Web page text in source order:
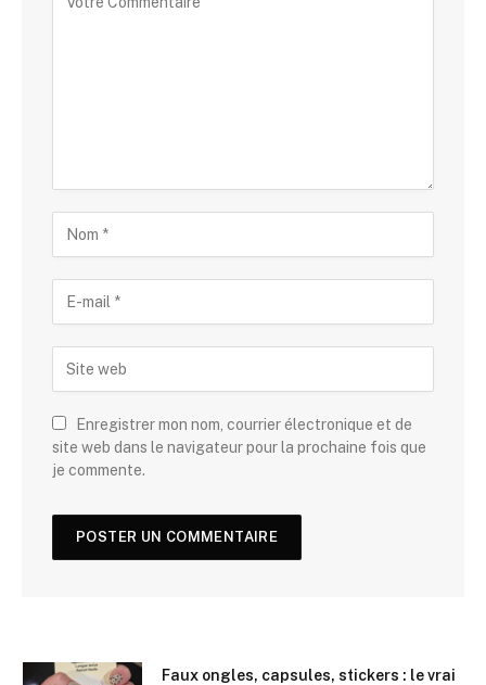
Enregistrer mon nom, courrier électronique et de
site web dans le navigateur pour la prochaine fois que
je commente.
Faux ongles, capsules, stickers : le vrai